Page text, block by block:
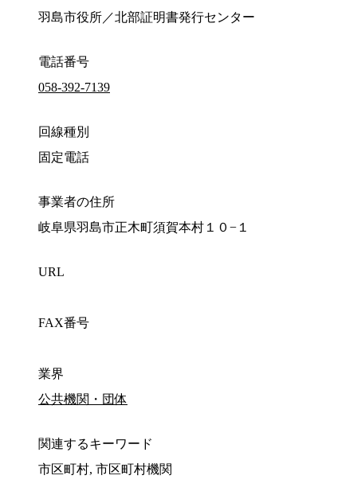
羽島市役所／北部証明書発行センター
電話番号
058-392-7139
回線種別
固定電話
事業者の住所
岐阜県羽島市正木町須賀本村１０−１
URL
FAX番号
業界
公共機関・団体
関連するキーワード
市区町村, 市区町村機関